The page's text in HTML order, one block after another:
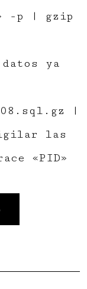
-p | gzip
ya
|
las
«PID»